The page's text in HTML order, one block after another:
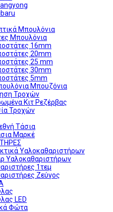
Μπουλόνια
Μπουλόνια
16mm
20mm
25 mm
30mm
5mm
Μπουζόνια
Τροχών
Κιτ Ρεζέρβας
Τροχών
Τάσια
Μαρκέ
Υαλοκαθαριστήρων
Υαλοκαθαριστήρων
1τεμ
Ζεύγος
LED
Φώτα